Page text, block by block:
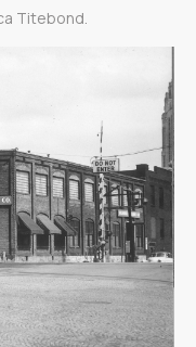
Titebond.